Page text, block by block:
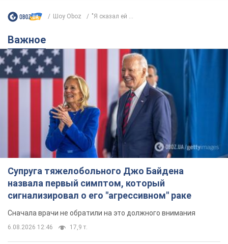
Супруга тяжелобольного Джо Байдена
назвала первый симптом, который
сигнализировал о его "агрессивном" раке
Сначала врачи не обратили на это должного внимания
6.08.2026 12:46 17,9 т.
Отпуск Леси Никитюк в Карпатах
обернулся скандалом: почему
ведущую несправедливо захейтили
Знаменитость вышла на прямую
над "i"
6.08.2026 17:32 14,6 т.